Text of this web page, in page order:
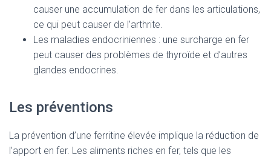
causer une accumulation de fer dans les articulations,
ce qui peut causer de l’arthrite.
Les maladies endocriniennes : une surcharge en fer
peut causer des problèmes de thyroïde et d’autres
glandes endocrines.
Les préventions
La prévention d’une ferritine élevée implique la réduction de
l’apport en fer. Les aliments riches en fer, tels que les